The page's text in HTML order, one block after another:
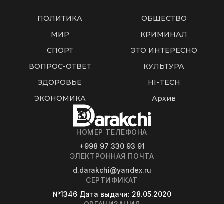
ПОЛИТИКА
ОБЩЕСТВО
МИР
КРИМИНАЛ
СПОРТ
ЭТО ИНТЕРЕСНО
ВОПРОС-ОТВЕТ
КУЛЬТУРА
ЗДОРОВЬЕ
HI-TECH
ЭКОНОМИКА
Архив
НОМЕР ТЕЛЕФОНА
+998 97 330 93 91
ЭЛЕКТРОННАЯ ПОЧТА
d.darakchi@yandex.ru
СЕРТИФИКАТ
№1346 Дата выдачи: 28.05.2020